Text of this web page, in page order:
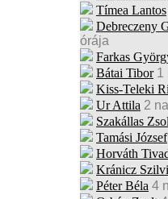
Tímea Lantos
Debreczeny
órája
Farkas
Bátai Tibor 1
Kiss-Teleki
Ur Attila 2
Szakállas
Tamási József
Horváth
Kránicz
Péter Béla 4